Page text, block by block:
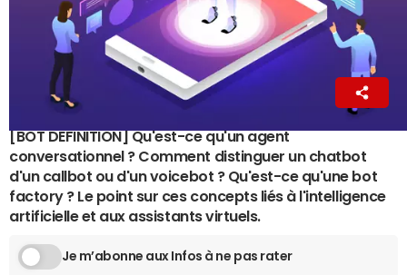
Antoine Crochet-Damais
4 janvier 2022 16:21
[BOT DEFINITION] Qu'est-ce qu'un agent
conversationnel ? Comment distinguer un chatbot
d'un callbot ou d'un voicebot ? Qu'est-ce qu'une bot
factory ? Le point sur ces concepts liés à l'intelligence
artificielle et aux assistants virtuels.
Je m’abonne aux Infos à ne pas rater